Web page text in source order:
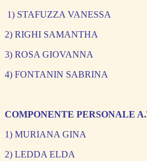
1) STAFUZZA
2) RIGHI
3) ROSA
4) FONTANIN SABRINA
COMPONENTE PERSONALE
1)
2) LEDDA